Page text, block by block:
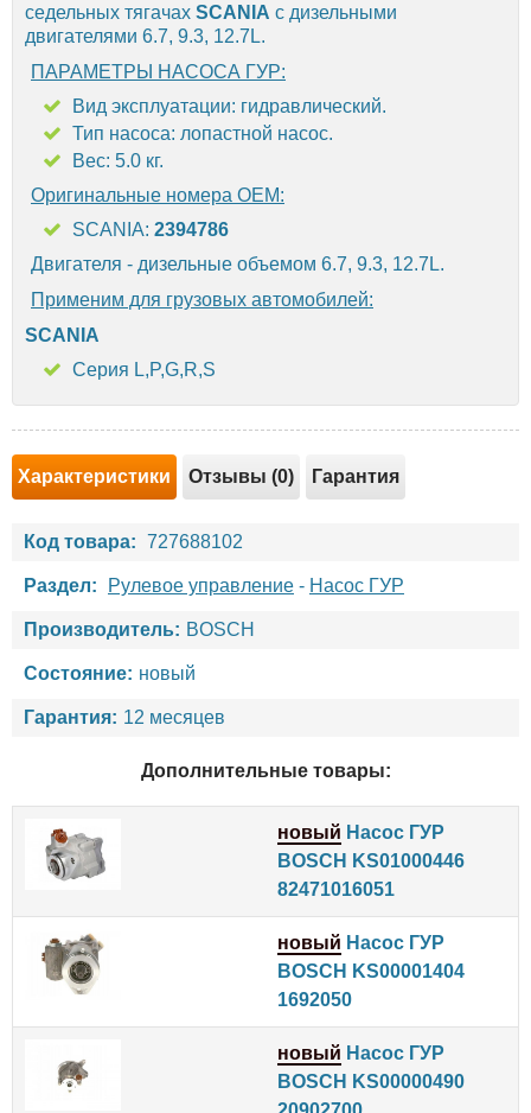
седельных тягачах SCANIA с дизельными
двигателями 6.7, 9.3, 12.7L.
ПАРАМЕТРЫ НАСОСА ГУР:
Вид эксплуатации: гидравлический.
Тип насоса: лопастной насос.
Вес: 5.0 кг.
Оригинальные номера OEM:
SCANIA: 2394786
Двигателя - дизельные объемом 6.7, 9.3, 12.7L.
Применим для грузовых автомобилей:
SCANIA
Серия L,P,G,R,S
Характеристики Отзывы (0) Гарантия
Код товара: 727688102
Раздел: Рулевое управление - Насос ГУР
Производитель: BOSCH
Состояние: новый
Гарантия: 12 месяцев
Дополнительные товары:
новый Насос ГУР
BOSCH KS01000446
82471016051
новый Насос ГУР
BOSCH KS00001404
1692050
новый Насос ГУР
BOSCH KS00000490